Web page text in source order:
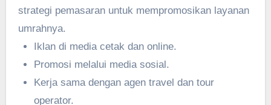
strategi pemasaran untuk mempromosikan layanan
umrahnya.
Iklan di media cetak dan online.
Promosi melalui media sosial.
Kerja sama dengan agen travel dan tour
operator.